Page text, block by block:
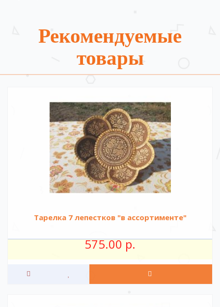
Рекомендуемые
товары
Тарелка 7 лепестков "в ассортименте"
575.00 р.